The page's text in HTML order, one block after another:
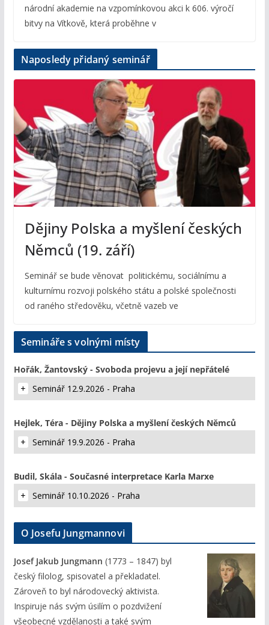
národní akademie na vzpomínkovou akci k 606. výročí
bitvy na Vítkově, která proběhne v
Naposledy přidaný seminář
Dějiny Polska a myšlení českých
Němců (19. září)
Seminář se bude věnovat politickému, sociálnímu a
kulturnímu rozvoji polského státu a polské společnosti
od raného středověku, včetně vazeb ve
Semináře s volnými místy
Hořák, Žantovský - Svoboda projevu a její nepřátelé
Seminář 12.9.2026 - Praha
Hejlek, Téra - Dějiny Polska a myšlení českých Němců
Seminář 19.9.2026 - Praha
Budil, Skála - Současné interpretace Karla Marxe
Seminář 10.10.2026 - Praha
O Josefu Jungmannovi
Josef Jakub Jungmann (1773 – 1847) byl
český filolog, spisovatel a překladatel.
Zároveň to byl národovecký aktivista.
Inspiruje nás svým úsilím o pozdvižení
všeobecné vzdělanosti a také svým